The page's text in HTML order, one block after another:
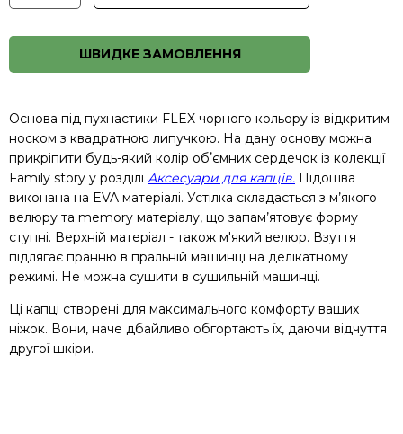
ШВИДКЕ ЗАМОВЛЕННЯ
Основа під пухнастики FLEX чорного кольору із відкритим
носком з квадратною липучкою. На дану основу можна
прикріпити будь-який колір обʼємних сердечок із колекції
Family story у розділі Аксесуари для капців. Підошва
виконана на EVA матеріалі. Устілка складається з м’якого
велюру та memory матеріалу, що запам’ятовує форму
ступні. Верхній матеріал - також м'який велюр. Взуття
підлягає пранню в пральній машинці на делікатному
режимі. Не можна сушити в сушильній машинці.
Ці капці створені для максимального комфорту ваших
ніжок. Вони, наче дбайливо обгортають їх, даючи відчуття
другої шкіри.